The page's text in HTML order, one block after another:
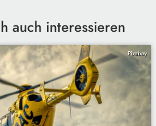
auch interessieren
Pixabay